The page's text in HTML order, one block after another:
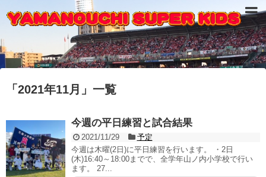
「 2021年11月 」 一覧
今週の平日練習と試合結果
2021/11/29
予定
今週は木曜(2日)に平日練習を行います。 ・2日
(木)16:40～18:00までで、全学年山ノ内小学校で行い
ます。 27...